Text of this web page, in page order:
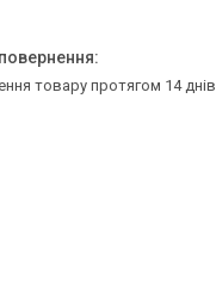
товару протягом 14 днів